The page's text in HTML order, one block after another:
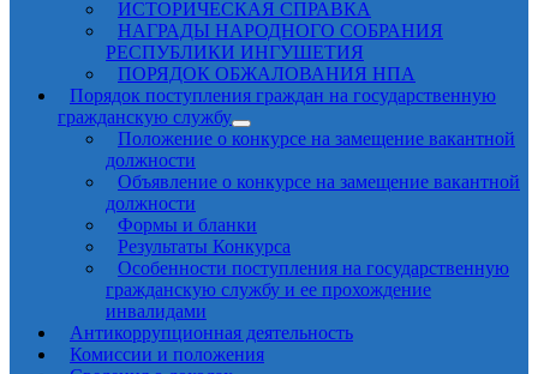
ИСТОРИЧЕСКАЯ СПРАВКА
НАГРАДЫ НАРОДНОГО СОБРАНИЯ
РЕСПУБЛИКИ ИНГУШЕТИЯ
ПОРЯДОК ОБЖАЛОВАНИЯ НПА
Порядок поступления граждан на государственную
гражданскую службу
Положение о конкурсе на замещение вакантной
должности
Объявление о конкурсе на замещение вакантной
должности
Формы и бланки
Результаты Конкурса
Особенности поступления на государственную
гражданскую службу и ее прохождение
инвалидами
Антикоррупционная деятельность
Комиссии и положения